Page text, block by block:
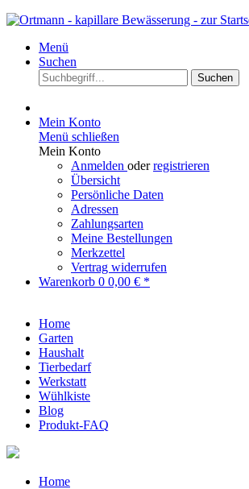
Menü
Suchen
Suchen
Mein Konto
Menü schließen
Mein Konto
Anmelden oderregistrieren
Übersicht
Persönliche Daten
Adressen
Zahlungsarten
Meine Bestellungen
Merkzettel
Vertrag widerrufen
Warenkorb 0 0,00 € *
Home
Garten
Haushalt
Tierbedarf
Werkstatt
Wühlkiste
Blog
Produkt-FAQ
Home